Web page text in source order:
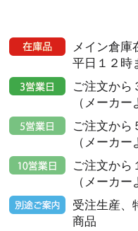
メイン倉庫
平日１２時
ご注文から
（メーカー
ご注文から
（メーカー
ご注文から
（メーカー
受注生産、
商品